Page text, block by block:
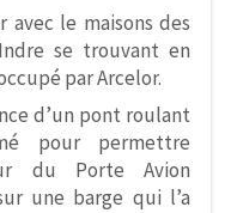
avec le maisons des
se trouvant en
par Arcelor.
d’un pont roulant
pour permettre
du Porte Avion
une barge qui l’a